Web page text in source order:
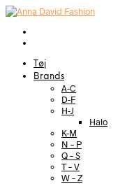
Tøj
Brands
A-C
D-F
H-J
Halo
K-M
N – P
Q – S
T – V
W – Z